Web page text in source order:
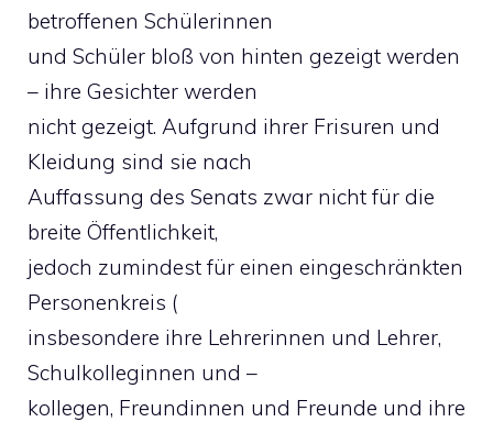
betroffenen Schülerinnen
und Schüler bloß von hinten gezeigt werden
– ihre Gesichter werden
nicht gezeigt. Aufgrund ihrer Frisuren und
Kleidung sind sie nach
Auffassung des Senats zwar nicht für die
breite Öffentlichkeit,
jedoch zumindest für einen eingeschränkten
Personenkreis (
insbesondere ihre Lehrerinnen und Lehrer,
Schulkolleginnen und –
kollegen, Freundinnen und Freunde und ihre